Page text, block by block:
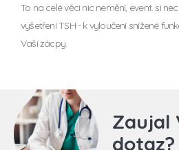
To na celé věci nic nemění, event. si
vyšetření TSH - k vyloučení snížené
Vaší zácpy.
Zaujal
dotaz?